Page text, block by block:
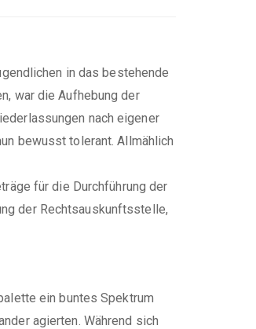
in das bestehende
war die Aufhebung der
nach eigener
bewusst tolerant. Allmählich
für die Durchführung der
der Rechtsauskunftsstelle,
ein buntes Spektrum
agierten. Während sich